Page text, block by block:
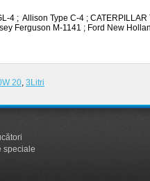
4 ; Allison Type C-4 ;
Ferguson M-1141 ; Ford New
20, 3Litri
speciale